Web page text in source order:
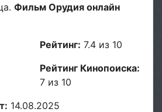
Фильм Орудия онлайн
Рейтинг: 7.4 из 10
Рейтинг Кинопоиска:
7 из 10
14.08.2025